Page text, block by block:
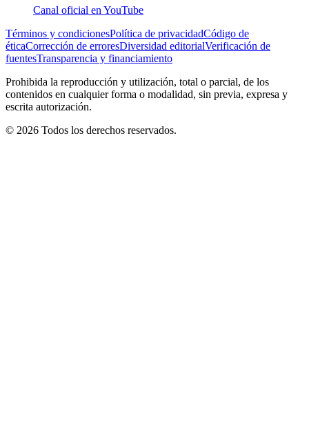
Canal oficial en YouTube
Términos y condicionesPolítica de privacidadCódigo de
éticaCorrección de erroresDiversidad editorialVerificación de
fuentesTransparencia y financiamiento
Prohibida la reproducción y utilización, total o parcial, de los
contenidos en cualquier forma o modalidad, sin previa, expresa y
escrita autorización.
© 2026 Todos los derechos reservados.